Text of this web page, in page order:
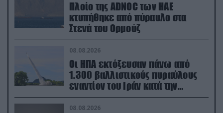
Πλοίο της ADNOC των ΗΑΕ
κτυπήθηκε από πύραυλο στα
Στενά του Ορμούζ
08.08.2026
Οι ΗΠΑ εκτόξευσαν πάνω από
1.300 βαλλιστικούς πυραύλους
εναντίον του Ιράν κατά την
διάρκεια του πολέμου
08.08.2026